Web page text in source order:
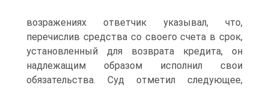
возражениях ответчик указывал, что,
перечислив средства со своего счета в срок,
установленный для возврата кредита, он
надлежащим образом исполнил свои
обязательства. Суд отметил следующее,